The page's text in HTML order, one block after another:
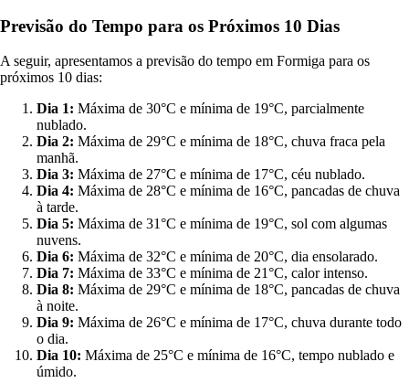
Previsão do Tempo para os Próximos 10 Dias
A seguir, apresentamos a previsão do tempo em Formiga para os
próximos 10 dias:
Dia 1: Máxima de 30°C e mínima de 19°C, parcialmente
nublado.
Dia 2: Máxima de 29°C e mínima de 18°C, chuva fraca pela
manhã.
Dia 3: Máxima de 27°C e mínima de 17°C, céu nublado.
Dia 4: Máxima de 28°C e mínima de 16°C, pancadas de chuva
à tarde.
Dia 5: Máxima de 31°C e mínima de 19°C, sol com algumas
nuvens.
Dia 6: Máxima de 32°C e mínima de 20°C, dia ensolarado.
Dia 7: Máxima de 33°C e mínima de 21°C, calor intenso.
Dia 8: Máxima de 29°C e mínima de 18°C, pancadas de chuva
à noite.
Dia 9: Máxima de 26°C e mínima de 17°C, chuva durante todo
o dia.
Dia 10: Máxima de 25°C e mínima de 16°C, tempo nublado e
úmido.